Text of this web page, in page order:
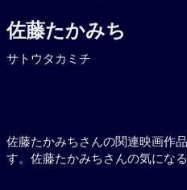
佐藤たかみち
サトウタカミチ
佐藤たかみちさんの関連映画作
す。佐藤たかみちさんの気にな